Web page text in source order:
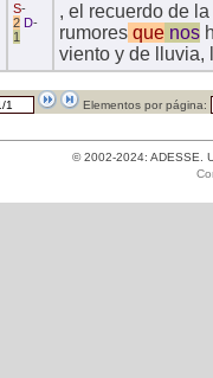
S-
2 D-
1
, el recuerdo de
rumoresquenos
viento y de lluvia,
Elementos por página:
© 2002-2024: ADESSE.